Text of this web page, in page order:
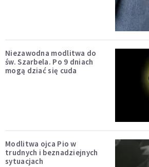
Niezawodna modlitwa do
św. Szarbela. Po 9 dniach
mogą dziać się cuda
Modlitwa ojca Pio w
trudnych i beznadziejnych
sytuacjach